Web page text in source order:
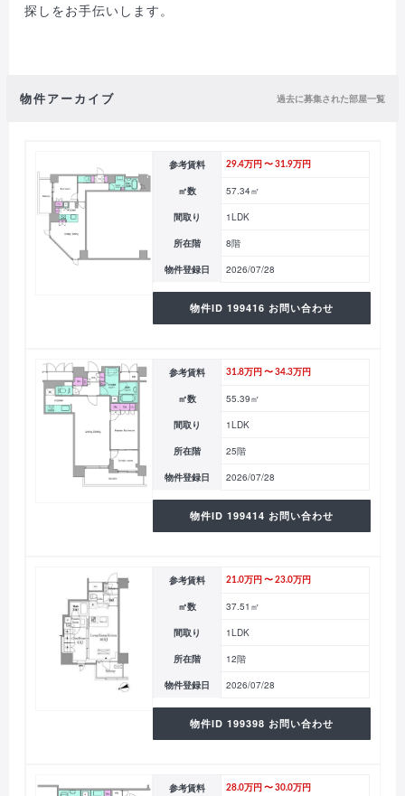
探しをお手伝いします。
物件アーカイブ 過去に募集された部屋一覧
参考賃料 29.4万円 〜 31.9万円
㎡数 57.34㎡
間取り 1LDK
所在階 8階
物件登録日 2026/07/28
物件ID 199416 お問い合わせ
参考賃料 31.8万円 〜 34.3万円
㎡数 55.39㎡
間取り 1LDK
所在階 25階
物件登録日 2026/07/28
物件ID 199414 お問い合わせ
参考賃料 21.0万円 〜 23.0万円
㎡数 37.51㎡
間取り 1LDK
所在階 12階
物件登録日 2026/07/28
物件ID 199398 お問い合わせ
参考賃料 28.0万円 〜 30.0万円